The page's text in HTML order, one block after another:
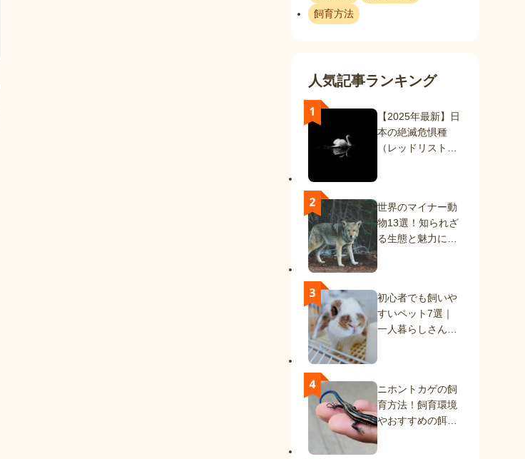
飼育方法
人気記事ランキング
【2025年最新】日
本の絶滅危惧種
（レッドリスト）
世界のマイナー動
物13選！知られざ
る生態と魅力に迫
初心者でも飼いや
すいペット7選｜
一人暮らしさんに
ニホントカゲの飼
育方法！飼育環境
やおすすめの餌を